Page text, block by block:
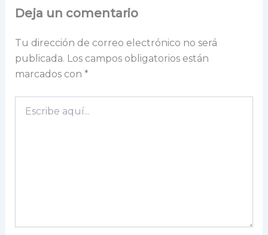
Deja un comentario
Tu dirección de correo electrónico no será
publicada. Los campos obligatorios están
marcados con *
aquí...